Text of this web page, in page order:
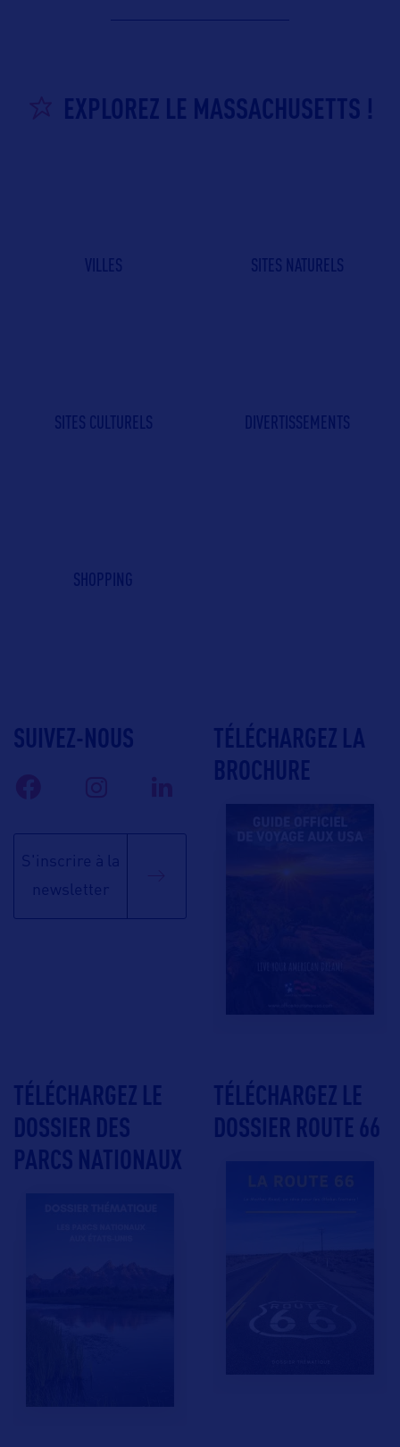
EXPLOREZ LE MASSACHUSETTS !
VILLES SITES NATURELS
SITES CULTURELS DIVERTISSEMENTS
SHOPPING
SUIVEZ-NOUS
S'inscrire à la
newsletter
TÉLÉCHARGEZ LA
BROCHURE
TÉLÉCHARGEZ LE
DOSSIER DES
PARCS NATIONAUX
TÉLÉCHARGEZ LE
DOSSIER ROUTE 66